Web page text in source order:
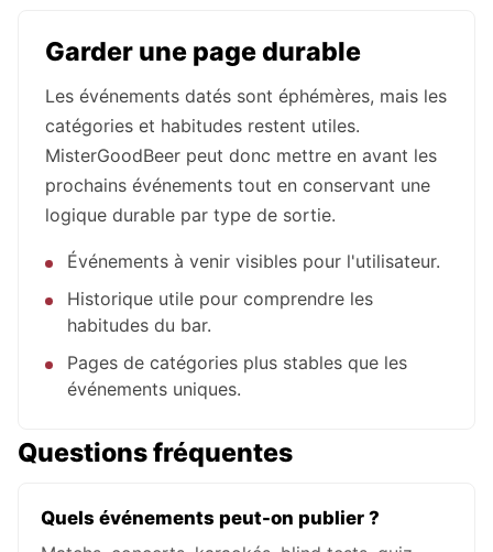
Garder une page durable
Les événements datés sont éphémères, mais les
catégories et habitudes restent utiles.
MisterGoodBeer peut donc mettre en avant les
prochains événements tout en conservant une
logique durable par type de sortie.
Événements à venir visibles pour l'utilisateur.
Historique utile pour comprendre les
habitudes du bar.
Pages de catégories plus stables que les
événements uniques.
Questions fréquentes
Quels événements peut-on publier ?